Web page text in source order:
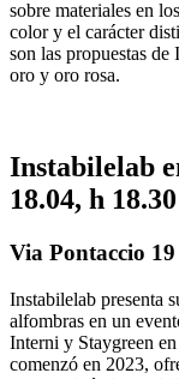
sobre materiales en
color y el carácter
son las propuestas de
oro y oro rosa.
Instabilelab
18.04, h 18.30
Via Pontaccio
Instabilelab presenta
alfombras en un
Interni y Staygreen
comenzó en 2023,